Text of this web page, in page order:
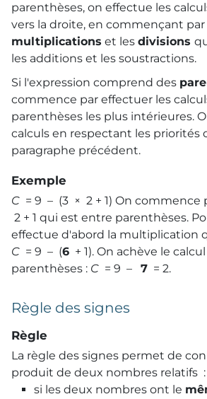
parenthèses, on effectue les
vers la droite, en commençant par
multiplications et les divisions
les additions et les soustractions.
Si l'expression comprend des
commence par effectuer les
parenthèses les plus intérieures.
calculs en respectant les priorités
paragraphe précédent.
Exemple
C = 9 – (3 × 2 + 1) On commence
2 + 1 qui est entre parenthèses.
effectue d'abord la multiplication
C = 9 – (6 + 1). On achève le
parenthèses : C = 9 – 7 = 2.
Règle des signes
Règle
La règle des signes permet de
produit de deux nombres relatifs :
si les deux nombres ont le